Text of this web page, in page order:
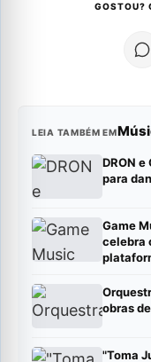
GOSTOU?
LEIA TAMBÉM EM
DRON e
para
Game
celebra
obras
"Toma